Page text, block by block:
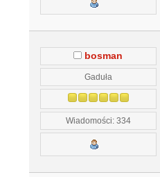
bosman
Gaduła
Wiadomości: 334